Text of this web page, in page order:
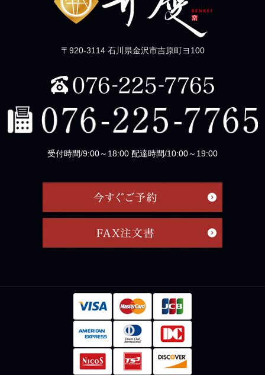
〒920-3114 石川県金沢市吉原町ヨ100
受付時間/9:00～18:00 配達時間/10:00～19:00